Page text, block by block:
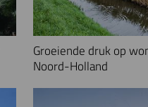
Groeiende druk op
Noord-Holland